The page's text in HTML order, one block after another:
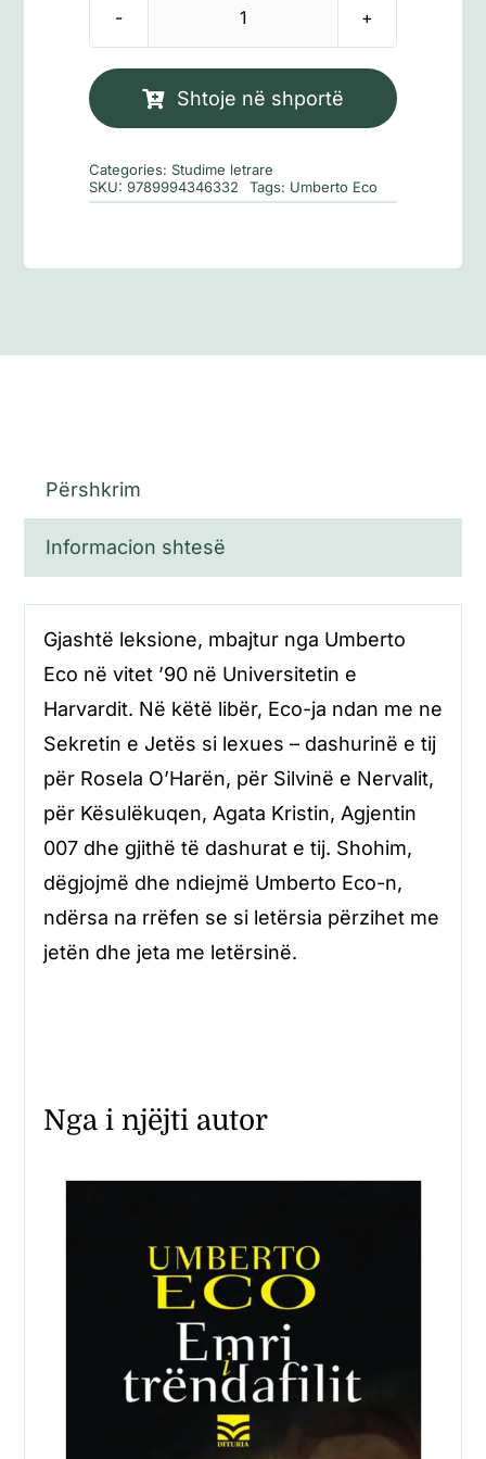
Sasi
shëtitje
e
Shtoje në shportë
Categories: Studime letrare
SKU:9789994346332 Tags: Umberto Eco
Përshkrim
Informacion shtesë
Gjashtë leksione, mbajtur nga Umberto
Eco në vitet ’90 në Universitetin e
Harvardit. Në këtë libër, Eco-ja ndan me ne
Sekretin e Jetës si lexues – dashurinë e tij
për Rosela O’Harën, për Silvinë e Nervalit,
për Kësulëkuqen, Agata Kristin, Agjentin
007 dhe gjithë të dashurat e tij. Shohim,
dëgjojmë dhe ndiejmë Umberto Eco-n,
ndërsa na rrëfen se si letërsia përzihet me
jetën dhe jeta me letërsinë.
Nga i njëjti autor